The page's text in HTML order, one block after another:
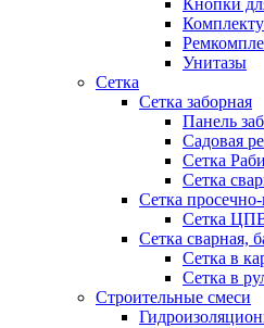
Кнопки
Унитазы
Сетка
Сетка заборная
Панель
Садовая
Сетка
Сетка
Сетка
Сетка
Сетка сварная,
Сетка в
Сетка в
Строительные смеси